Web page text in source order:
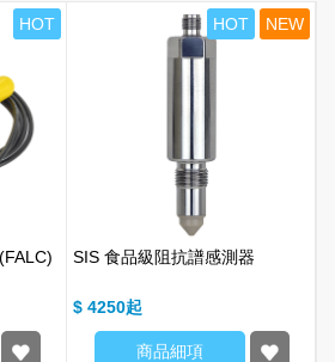
HOT HOT NEW
SIS 食品級阻抗譜感測器
$ 4250
商品細項